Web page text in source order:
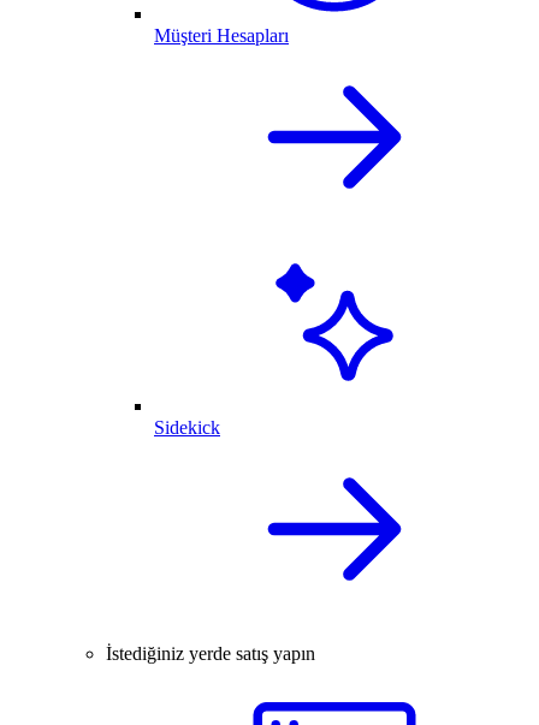
Müşteri Hesapları
Sidekick
İstediğiniz yerde satış yapın